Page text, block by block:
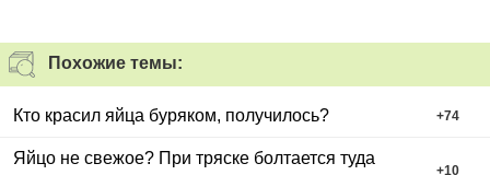
Похожие темы:
Кто красил яйца буряком, получилось? +74
Яйцо не свежое? При тряске болтается туда
+10